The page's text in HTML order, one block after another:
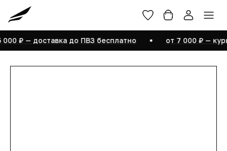
000 ₽ — доставка до ПВЗ бесплатно от 7 000 ₽ —